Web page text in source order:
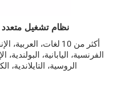
نظام تشغيل متعدد
أكثر من 10 لغات،
الفرنسية، اليابانية، البولندية،
الروسية، التايلاندية،